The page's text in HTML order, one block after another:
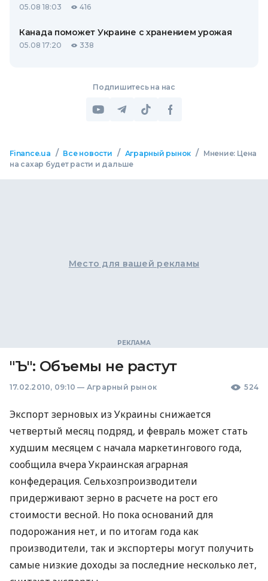
05.08 18:03 416
Канада поможет Украине с хранением урожая
05.08 17:20 338
Подпишитесь на нас
Finance.ua / Все новости / Аграрный рынок /
Мнение: Цена
на сахар будет расти и дальше
Место для вашей рекламы
"Ъ": Объемы не растут
17.02.2010, 09:10 — Аграрный рынок 524
Экспорт зерновых из Украины снижается
четвертый месяц подряд, и февраль может стать
худшим месяцем с начала маркетингового года,
сообщила вчера Украинская аграрная
конфедерация. Сельхозпроизводители
придерживают зерно в расчете на рост его
стоимости весной. Но пока оснований для
подорожания нет, и по итогам года как
производители, так и экспортеры могут получить
самые низкие доходы за последние несколько лет,